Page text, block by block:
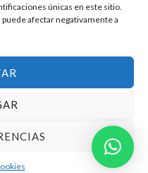
únicas en este sitio.
afectar negativamente a
Shop